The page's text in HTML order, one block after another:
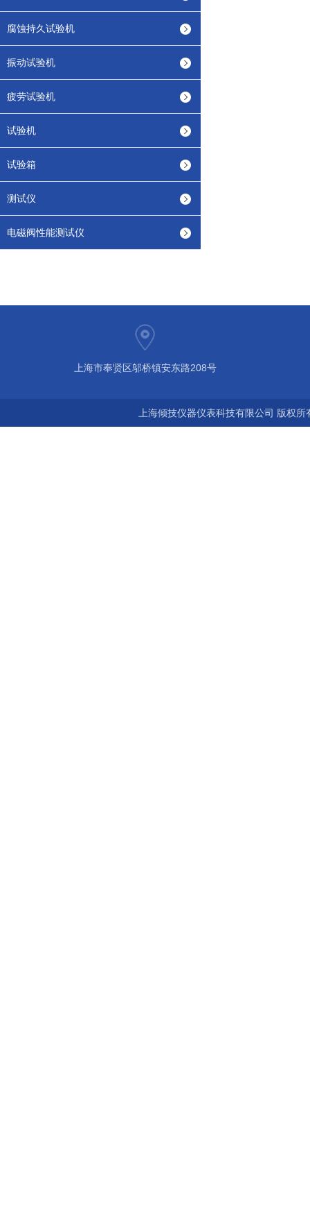
腐蚀持久试验机
振动试验机
疲劳试验机
试验机
试验箱
测试仪
电磁阀性能测试仪
上海市奉贤区邬桥镇安东路208号
上海倾技仪器仪表科技有限公司 版权